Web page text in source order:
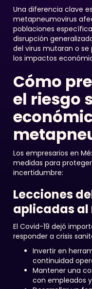
Una diferencia clave
metapneumovirus
poblaciones
disrupción
del virus mutaran o
los impactos
Cómo
el riesgo
Los empresarios en
medidas para
incertidumbre:
Lecciones
aplicadas
El Covid-19 dejó
responder a crisis
Invertir en
continuidad
Mantener una
con empleados